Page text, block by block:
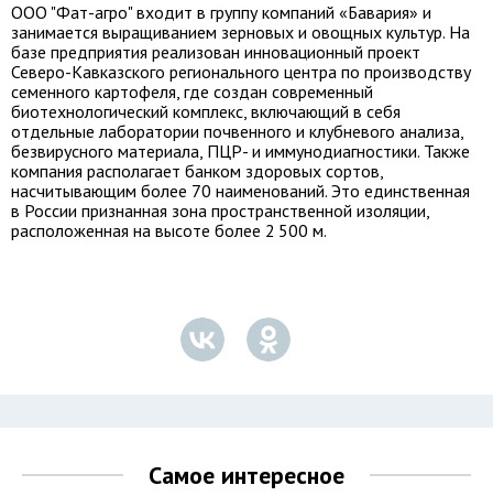
ООО "Фат-агро" входит в группу компаний «Бавария» и
занимается выращиванием зерновых и овощных культур. На
базе предприятия реализован инновационный проект
Северо-Кавказского регионального центра по производству
семенного картофеля, где создан современный
биотехнологический комплекс, включающий в себя
отдельные лаборатории почвенного и клубневого анализа,
безвирусного материала, ПЦР- и иммунодиагностики. Также
компания располагает банком здоровых сортов,
насчитывающим более 70 наименований. Это единственная
в России признанная зона пространственной изоляции,
расположенная на высоте более 2 500 м.
Самое интересное